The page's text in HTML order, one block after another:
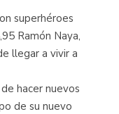
superhéroes
Ramón Naya,
llegar a vivir a
hacer nuevos
de su nuevo